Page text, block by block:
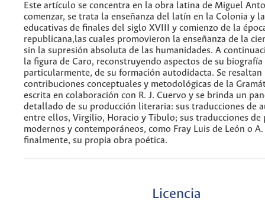
Este artículo se concentra en la obra latina de Miguel
comenzar, se trata la enseñanza del latín en la Colonia y
educativas de finales del siglo XVIII y comienzo de la
republicana,las cuales promovieron la enseñanza de la
sin la supresión absoluta de las humanidades. A
la figura de Caro, reconstruyendo aspectos de su biografía
particularmente, de su formación autodidacta. Se resaltan
contribuciones conceptuales y metodológicas de la
escrita en colaboración con R. J. Cuervo y se brinda un
detallado de su producción literaria: sus traducciones de
entre ellos, Virgilio, Horacio y Tibulo; sus traducciones de
modernos y contemporáneos, como Fray Luis de León o
finalmente, su propia obra poética.
Licencia